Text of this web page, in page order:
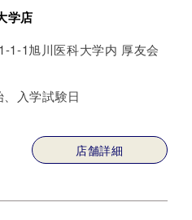
学店
1-1旭川医科大学内 厚友会
、入学試験日
店舗詳細